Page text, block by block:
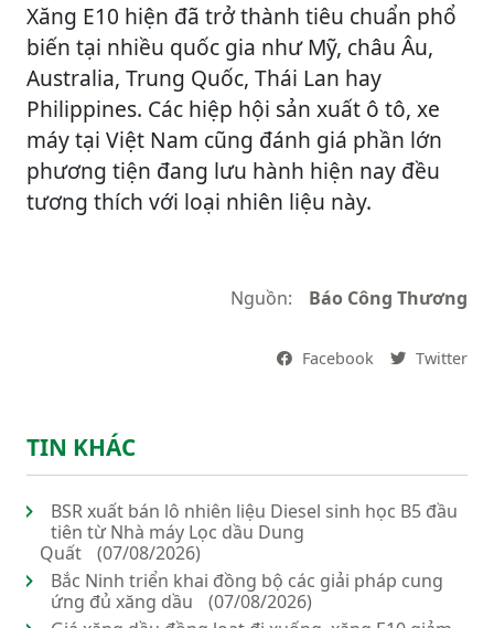
Xăng E10 hiện đã trở thành tiêu chuẩn phổ
biến tại nhiều quốc gia như Mỹ, châu Âu,
Australia, Trung Quốc, Thái Lan hay
Philippines. Các hiệp hội sản xuất ô tô, xe
máy tại Việt Nam cũng đánh giá phần lớn
phương tiện đang lưu hành hiện nay đều
tương thích với loại nhiên liệu này.
Nguồn: Báo Công Thương
Facebook Twitter
TIN KHÁC
BSR xuất bán lô nhiên liệu Diesel sinh học B5 đầu
tiên từ Nhà máy Lọc dầu Dung
Quất
(07/08/2026)
Bắc Ninh triển khai đồng bộ các giải pháp cung
ứng đủ xăng dầu
(07/08/2026)